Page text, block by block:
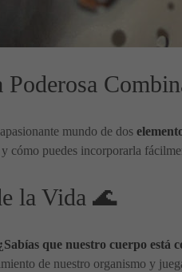
mundo de dos
cómo puedes incorporarla
la Vida 🌊
que nuestro cuerpo está
de nuestro organismo y